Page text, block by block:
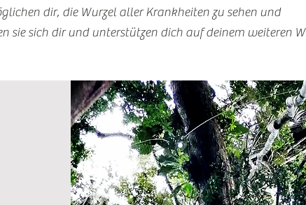
dir, die Wurzel aller Krankheiten zu sehen und
sie sich dir und unterstützen dich auf deinem weiteren